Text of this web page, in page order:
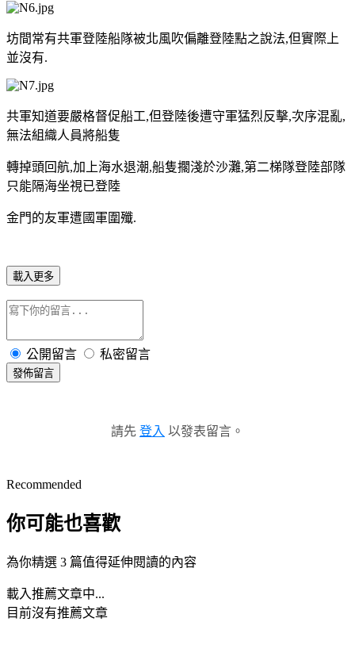
坊間常有共軍登陸船隊被北風吹偏離登陸點之說法,但實際上
並沒有.
共軍知道要嚴格督促船工,但登陸後遭守軍猛烈反擊,次序混亂,
無法組織人員將船隻
轉掉頭回航,加上海水退潮,船隻擱淺於沙灘,第二梯隊登陸部隊
只能隔海坐視已登陸
金門的友軍遭國軍圍殲.
載入更多
公開留言 私密留言
發佈留言
請先 登入 以發表留言。
Recommended
你可能也喜歡
為你精選 3 篇值得延伸閱讀的內容
載入推薦文章中...
目前沒有推薦文章